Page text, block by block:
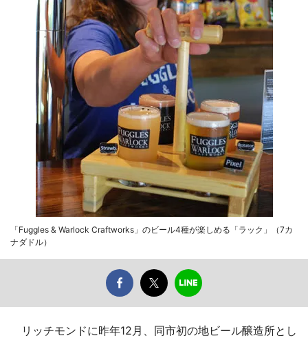
「Fuggles & Warlock Craftworks」のビール4種が楽しめる「ラック」（7カ
ナダドル）
リッチモンドに昨年12月、同市初の地ビール醸造所とし